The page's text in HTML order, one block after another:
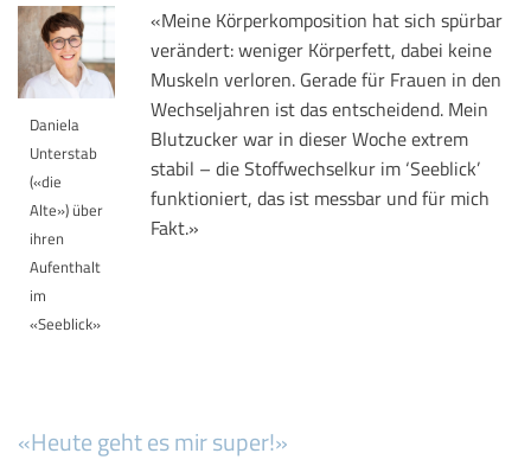
Daniela
Unterstab
(«die
Alte») über
ihren
Aufenthalt
im
«Seeblick»
«Meine Körperkomposition hat sich spürbar
verändert: weniger Körperfett, dabei keine
Muskeln verloren. Gerade für Frauen in den
Wechseljahren ist das entscheidend. Mein
Blutzucker war in dieser Woche extrem
stabil – die Stoffwechselkur im ‘Seeblick’
funktioniert, das ist messbar und für mich
Fakt.»
«Heute geht es mir super!»